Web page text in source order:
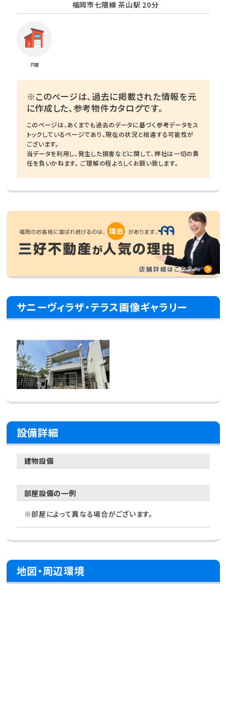
福岡市七隈線 茶山駅 20分
戸建
※このページは、過去に掲載された情報を元
に作成した、参考物件カタログです。
このページは、あくまでも過去のデータに基づく参考データをス
トックしているページであり、現在の状況と相違する可能性が
ございます。
当データを利用し、発生した損害などに関して、弊社は一切の責
任を負いかねます。 ご理解の程よろしくお願い致します。
サニーヴィラザ・テラス画像ギャラリー
設備詳細
建物設備
部屋設備の一例
※部屋によって異なる場合がございます。
地図・周辺環境